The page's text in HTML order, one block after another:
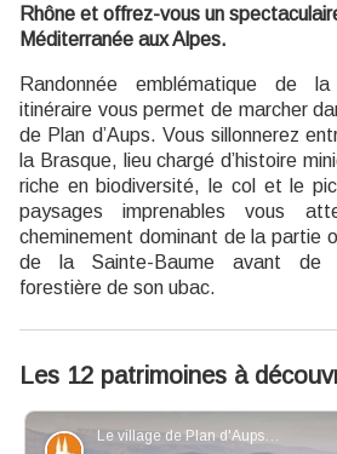
Rhône et offrez-vous un
Méditerranée aux Alpes.
Randonnée emblématique de
itinéraire vous permet de marcher
de Plan d’Aups. Vous sillonnerez
la Brasque, lieu chargé d’histoire
riche en biodiversité, le col et le
paysages imprenables vous
cheminement dominant de la partie
de la Sainte-Baume avant de
forestière de son ubac.
Les 12 patrimoines à
Le village de Plan d'Aups - Hervé Duclos
Patrimoine et histoire